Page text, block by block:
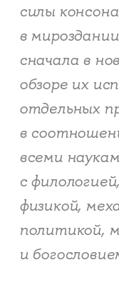
силы
в
сначала в
обзоре их
отдельных
в
всеми
с
физикой,
политикой,
и